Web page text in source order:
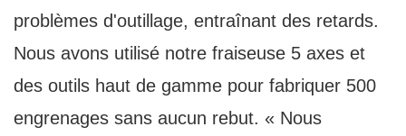
problèmes d'outillage, entraînant des retards.
Nous avons utilisé notre fraiseuse 5 axes et
des outils haut de gamme pour fabriquer 500
engrenages sans aucun rebut. « Nous